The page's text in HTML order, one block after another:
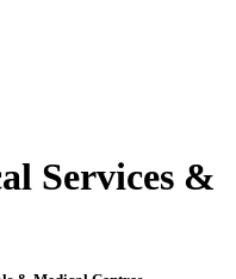
Services &